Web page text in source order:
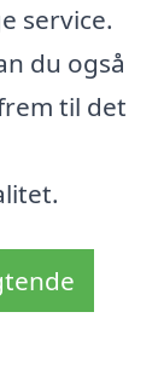
service.
du også
til det